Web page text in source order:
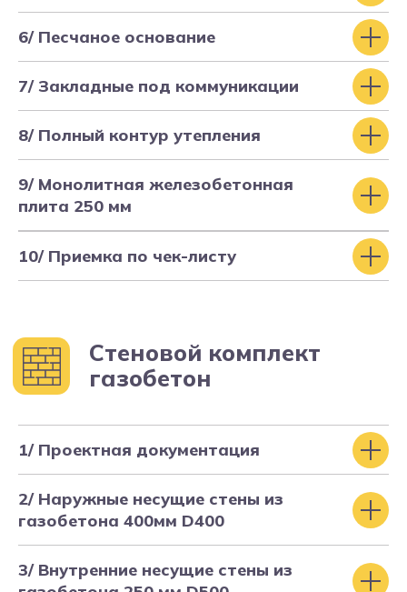
6/ Песчаное основание
7/ Закладные под коммуникации
8/ Полный контур утепления
9/ Монолитная железобетонная
плита 250 мм
10/ Приемка по чек-листу
1/ Проектная документация
2/ Наружные несущие стены из
газобетона 400мм D400
3/ Внутренние несущие стены из